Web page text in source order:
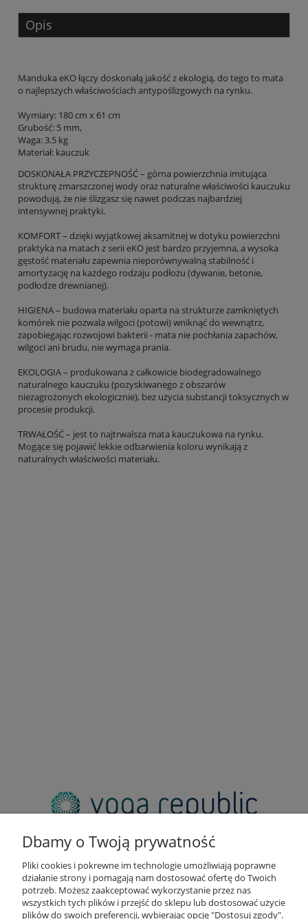
Opis
Manduka eKO łączy doskonałą jakość z ekologią, do tego to mata
o najlepszych właściwościach antypoślizgowych na rynku.
Wymiary: 180 cm x 61 cm
Grubość: 5 mm,
Waga: 3.5 kg
Materiał: kauczuk
DOSKONAŁA PRZYCZEPNOŚĆ – górna powierzchnia imitująca
strukturę zmarszczonej wody oraz naturalne właściwości kauczuku
powodują, że nie ślizgasz się nawet podczas najbardziej
intensywnej praktyki.
KOMFORT – dzięki wyjątkowej aksamitnej w dotyku powierzchni
praktyka na matach z serii eKO jest bardzo przyjemna, a wysoka
gęstość materiału zapewnia nieporównywalną stabilność i
amortyzację na każdego rodzaju podłożu (dywanie, betonie,
podłodze drewnianej).
HIGIENA – budowa materiału oparta na strukturze zamkniętych
komórek nie pozwala wilgoci (potowi) wniknąć do wewnątrz,
zapobiegając rozwojowi bakterii - mata nie pochłania zapachów,
wilgoci ani brudu, nie wymaga prania.
EKOLOGIA – produkowana z całkowicie biodegradowalnego
naturalnego kauczuku (pozyskiwanego z obszarów
niezagrożonych ekologicznie), bez użycia substancji toksycznych w
procesie produkcji.
TRWAŁOŚĆ – jest to najtrwalsza mata kauczukowa na rynku.
Mogące się pojawić lekkie odbarwienia koloru wynikają z
naturalnych właściwości materiału.
email:
sklep@yogarepublic.pl
telefon:
+48 790 805 853
Dbamy o Twoją prywatność
Pliki cookies i pokrewne im technologie umożliwiają poprawne
działanie strony i pomagają nam dostosować ofertę do Twoich
potrzeb. Możesz zaakceptować wykorzystanie przez nas
wszystkich tych plików i przejść do sklepu lub dostosować użycie
plików do swoich preferencji, wybierając opcję "Dostosuj zgody".